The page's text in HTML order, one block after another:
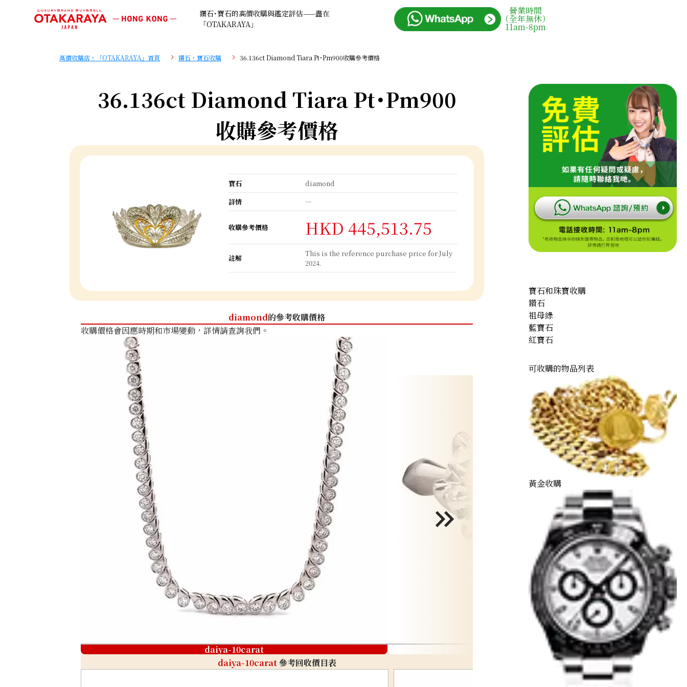
鑽石･寶石的高價收購與鑑定評估——盡在
「OTAKARAYA」
營業時間
（全年無休）
11am-8pm
高價收購店・「OTAKARAYA」首頁 鑽石・寶石收購 36.136ct Diamond Tiara Pt･Pm900收購參考價格
36.136ct Diamond Tiara Pt･Pm900
收購參考價格
寶石
diamond
詳情
―
收購參考價格 HKD 445,513.75
註解
This is the reference purchase price for July
2024.
diamond的參考收購價格
收購價格會因應時期和市場變動，詳情請查詢我們。
daiya-10carat
daiya-10carat參考回收價目表
寶石和珠寶收購
鑽石
祖母綠
藍寶石
紅寶石
可收購的物品列表
黃金收購